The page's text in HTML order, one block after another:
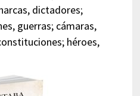
dictadores;
guerras; cámaras,
héroes,